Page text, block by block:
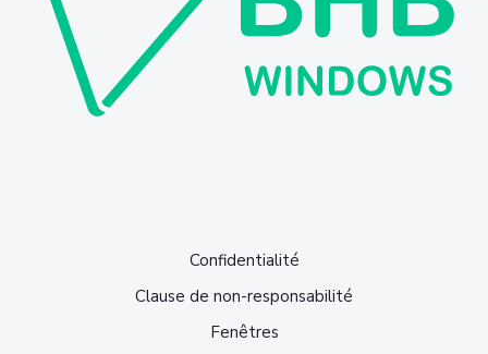
Confidentialité
Clause de non-responsabilité
Fenêtres